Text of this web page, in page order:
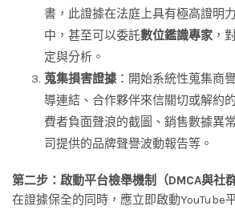
書，此證據在法庭上具有極高證明
中，甚至可以委託數位鑑識專家 ，
定與分析。
蒐集損害證據 ：開始系統性蒐集商
導連結、合作夥伴來信關切或解約
費者負面聲浪的截圖、銷售數據異
司提供的品牌聲譽波動報告等。
第二步：啟動平台檢舉機制（DMCA與社群
在證據保全的同時，應立即啟動YouTube